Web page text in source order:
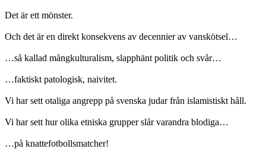
Det är ett mönster.
Och det är en direkt konsekvens av decennier av vanskötsel…
…så kallad mångkulturalism, slapphänt politik och svår…
…faktiskt patologisk, naivitet.
Vi har sett otaliga angrepp på svenska judar från islamistiskt håll.
Vi har sett hur olika etniska grupper slår varandra blodiga…
…på knattefotbollsmatcher!